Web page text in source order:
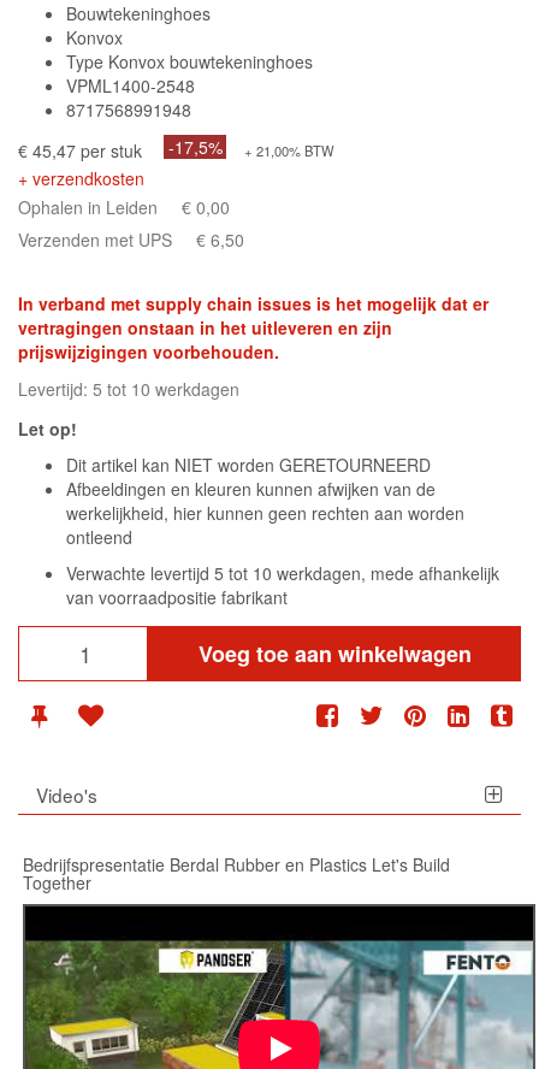
Bouwtekeninghoes
Konvox
Type Konvox bouwtekeninghoes
VPML1400-2548
8717568991948
€ 45,47 per stuk
-17,5% + 21,00% BTW
+ verzendkosten
Ophalen in Leiden
€ 0,00
Verzenden met UPS
€ 6,50
In verband met supply chain issues is het mogelijk dat er
vertragingen onstaan in het uitleveren en zijn
prijswijzigingen voorbehouden.
Levertijd: 5 tot 10 werkdagen
Let op!
Dit artikel kan NIET worden GERETOURNEERD
Afbeeldingen en kleuren kunnen afwijken van de
werkelijkheid, hier kunnen geen rechten aan worden
ontleend
Verwachte levertijd 5 tot 10 werkdagen, mede afhankelijk
van voorraadpositie fabrikant
Voeg toe aan winkelwagen
Video's
Bedrijfspresentatie Berdal Rubber en Plastics Let's Build
Together